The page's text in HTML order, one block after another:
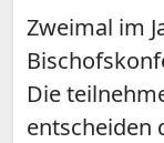
Zweimal im
Die
entscheiden